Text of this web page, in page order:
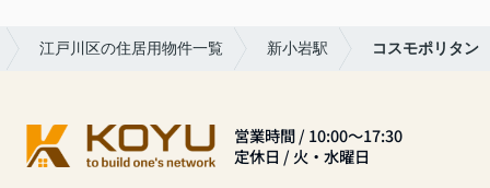
江戸川区の住居用物件一覧 新小岩駅 コスモポリタン
営業時間 / 10:00～17:30
定休日 / 火・水曜日